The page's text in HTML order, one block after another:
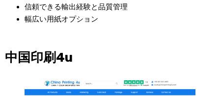
信頼できる輸出経験と品質管理
幅広い用紙オプション
中国印刷4u